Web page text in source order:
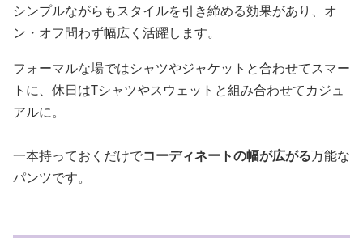
シンプルながらもスタイルを引き締める効果があり、オ
ン・オフ問わず幅広く活躍します。
フォーマルな場ではシャツやジャケットと合わせてスマー
トに、休日はTシャツやスウェットと組み合わせてカジュ
アルに。
一本持っておくだけでコーディネートの幅が広がる万能な
パンツです。